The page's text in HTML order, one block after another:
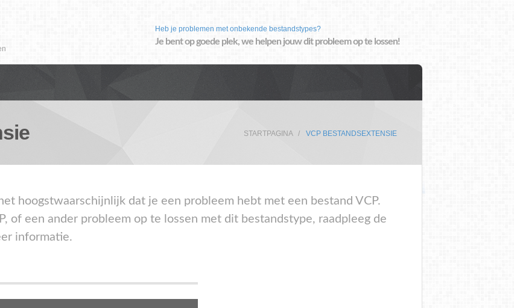
Heb je problemen met onbekende bestandstypes?
Je bent op goede plek, we helpen jouw dit probleem op te lossen!
STARTPAGINA VCP BESTANDSEXTENSIE
hoogstwaarschijnlijk dat je een probleem hebt met een bestand VCP.
of een ander probleem op te lossen met dit bestandstype, raadpleeg de
informatie.